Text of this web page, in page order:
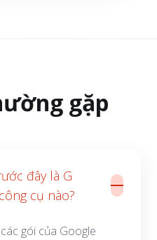
gặp
đây là G
cụ nào?
gói của Google